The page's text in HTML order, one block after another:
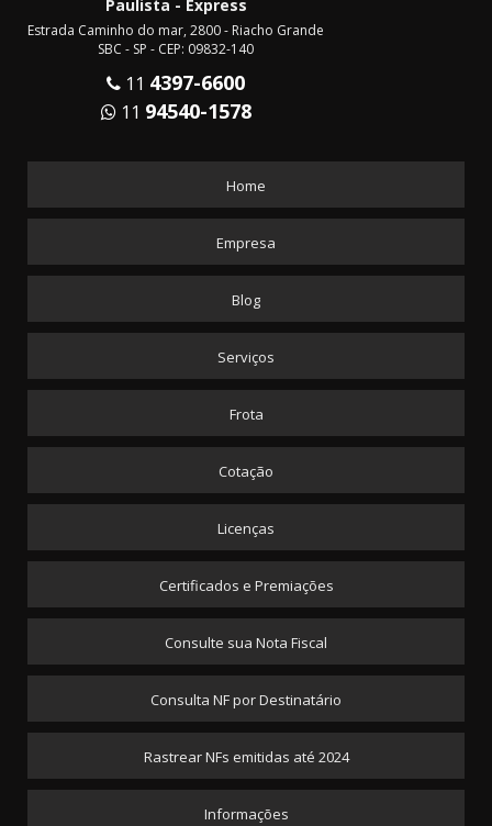
Paulista - Express
Estrada Caminho do mar, 2800 - Riacho Grande
SBC - SP - CEP: 09832-140
11 4397-6600
11 94540-1578
Home
Empresa
Blog
Serviços
Frota
Cotação
Licenças
Certificados e Premiações
Consulte sua Nota Fiscal
Consulta NF por Destinatário
Rastrear NFs emitidas até 2024
Informações